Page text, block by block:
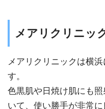
メアリクリニッ
メアリクリニックは横
す。
色黒肌や日焼け肌にも
いて、使い勝手が非常